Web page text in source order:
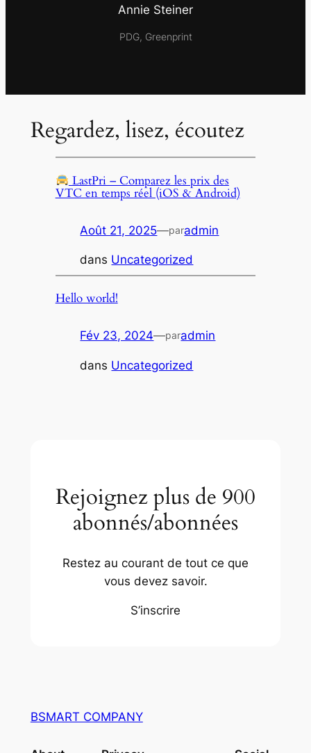
Annie Steiner
PDG, Greenprint
Regardez, lisez, écoutez
LastPri – Comparez les prix des
VTC en temps réel (iOS & Android)
Août 21, 2025—paradmin
dans Uncategorized
Hello world!
Fév 23, 2024—paradmin
dans Uncategorized
Rejoignez plus de 900
abonnés/abonnées
Restez au courant de tout ce que
vous devez savoir.
S’inscrire
BSMART COMPANY